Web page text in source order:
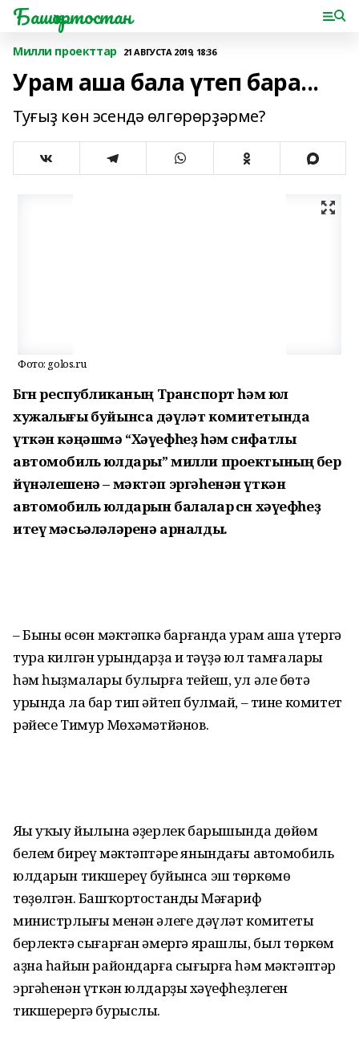
Башҡортостан
Милли проекттар 21 АВГУСТА 2019, 18:36
Урам аша бала үтеп бара...
Туғыҙ көн эсендә өлгөрөрҙәрме?
Фото: golos.ru
Бөгөн республиканың Транспорт һәм юл
хужалығы буйынса дәүләт комитетында
үткән кәңәшмә “Хәүефһеҙ һәм сифатлы
автомобиль юлдары” милли проектының бер
йүнәлешенә – мәктәп эргәһенән үткән
автомобиль юлдарын балалар өсөн хәүефһеҙ
итеү мәсьәләләренә арналды.
– Бының өсөн мәктәпкә барғанда урам аша үтергә
тура килгән урындарҙа иң тәүҙә юл тамғалары
һәм һыҙмалары булырға тейеш, ул әле бөтә
урында ла бар тип әйтеп булмай, – тине комитет
рәйесе Тимур Мөхәмәтйәнов.
Яңы уҡыу йылына әҙерлек барышында дөйөм
белем биреү мәктәптәре янындағы автомобиль
юлдарын тикшереү буйынса эш төркөмө
төҙөлгән. Башҡортостандың Мәғариф
министрлығы менән әлеге дәүләт комитеты
берлектә сығарған әмергә ярашлы, был төркөм
аҙна һайын райондарға сығырға һәм мәктәптәр
эргәһенән үткән юлдарҙың хәүефһеҙлеген
тикшерергә бурыслы.